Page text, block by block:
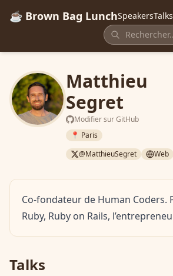
☕ Brown Bag LunchSpeakersTalks
Matthieu
Segret
Modifier sur GitHub
📍 Paris
@MatthieuSegret
Web
Co-fondateur de Human Coders.
Ruby, Ruby on Rails,
Talks